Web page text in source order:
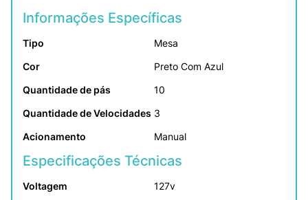
Informações Específicas
Tipo
Mesa
Cor
Preto Com Azul
Quantidade de pás
10
Quantidade de Velocidades 3
Acionamento
Manual
Especificações Técnicas
Voltagem
127v